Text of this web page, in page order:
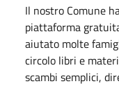
Il nostro Comune
piattaforma
aiutato molte
circolo libri e
scambi semplici,